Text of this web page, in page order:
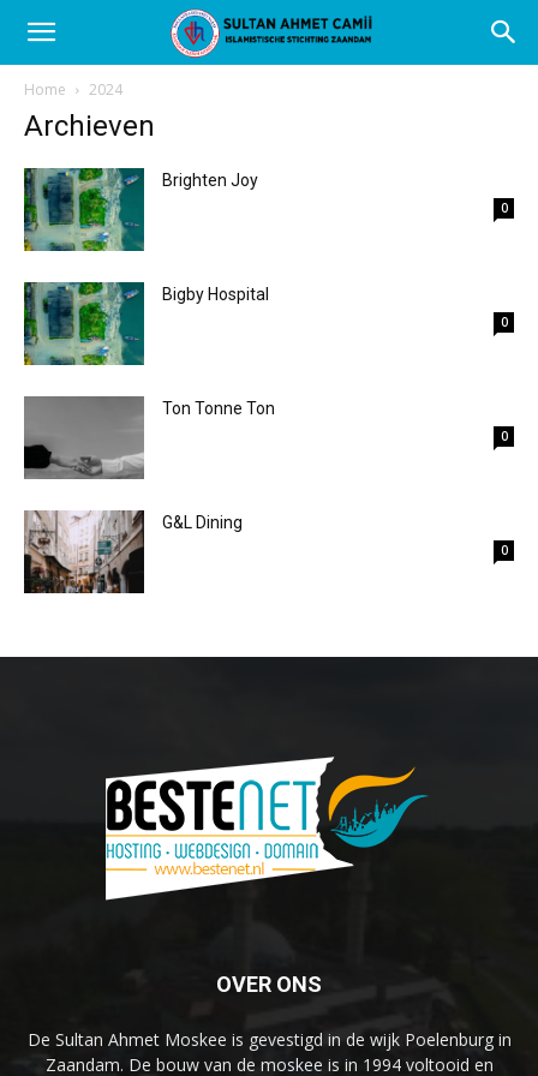
Home 2024
Archieven
Brighten Joy
0
Bigby Hospital
0
Ton Tonne Ton
0
G&L Dining
0
OVER ONS
De Sultan Ahmet Moskee is gevestigd in de wijk Poelenburg in
Zaandam. De bouw van de moskee is in 1994 voltooid en